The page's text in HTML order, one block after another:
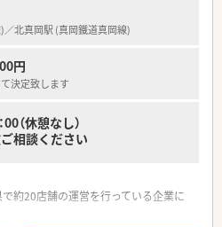
北真岡駅 (真岡鐵道真岡線)
円
決定致します
（休憩なし）
相談ください
約20店舗の運営を行っている企業に